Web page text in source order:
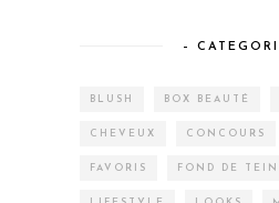
–
BLUSH BOX BEAUTÉ
CHEVEUX CONCOURS
FAVORIS FOND DE